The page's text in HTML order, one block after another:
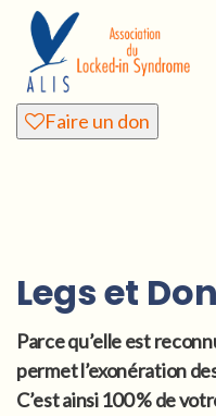
Faire un don
Legs et
Parce qu’elle est
permet l’exonération
C’est ainsi 100 % de